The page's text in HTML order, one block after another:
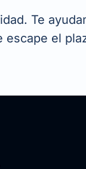
Te
escape el